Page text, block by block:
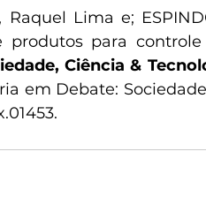
Raquel Lima e;
produtos para
Ciência &
em Debate:
.